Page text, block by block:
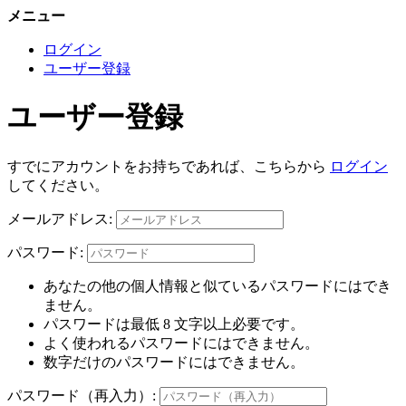
メニュー
ログイン
ユーザー登録
ユーザー登録
すでにアカウントをお持ちであれば、こちらから ログイン
してください。
メールアドレス:
パスワード:
あなたの他の個人情報と似ているパスワードにはでき
ません。
パスワードは最低 8 文字以上必要です。
よく使われるパスワードにはできません。
数字だけのパスワードにはできません。
パスワード（再入力）: